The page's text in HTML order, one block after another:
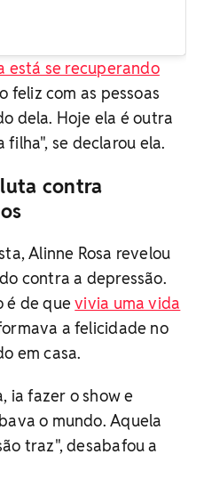
está se recuperando
feliz com as pessoas
dela. Hoje ela é outra
filha", se declarou ela.
contra
Alinne Rosa revelou
contra a depressão.
é de quevivia uma vida
a felicidade no
em casa.
ia fazer o show e
o mundo. Aquela
traz", desabafou a